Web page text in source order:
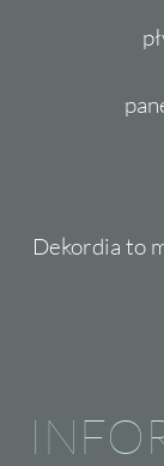
Dekordia to